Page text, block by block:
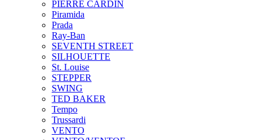
PIERRE CARDIN
Piramida
Prada
Ray-Ban
SEVENTH STREET
SILHOUETTE
St. Louise
STEPPER
SWING
TED BAKER
Tempo
Trussardi
VENTO